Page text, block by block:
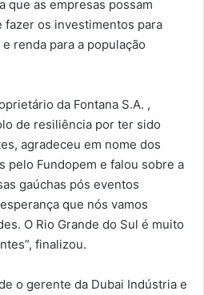
que as empresas possam
fazer os investimentos para
renda para a população
da Fontana S.A. ,
de resiliência por ter sido
agradeceu em nome dos
pelo Fundopem e falou sobre a
gaúchas pós eventos
que nós vamos
O Rio Grande do Sul é muito
finalizou.
o gerente da Dubai Indústria e